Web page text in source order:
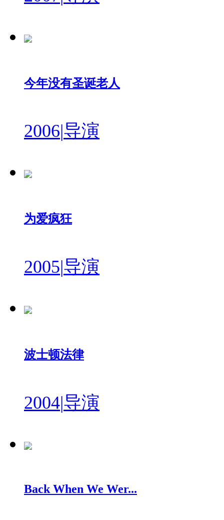
今年没有圣诞老人
2006|导演
为爱疯狂
2005|导演
波士顿法律
2004|导演
Back When We Wer...